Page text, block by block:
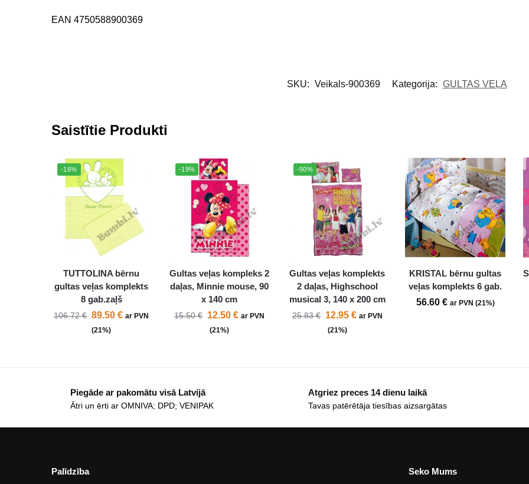
EAN 4750588900369
SKU: Veikals-900369 Kategorija: GULTAS VEĻA
Saistītie Produkti
-16%
TUTTOLINA bērnu
gultas veļas komplekts
8 gab.zaļš
106.72€ 89.50€ ar PVN
(21%)
-19%
Gultas veļas kompleks 2
daļas, Minnie mouse, 90
x 140 cm
15.50€ 12.50€ ar PVN
(21%)
-50%
Gultas veļas komplekts
2 daļas, Highschool
musical 3, 140 x 200 cm
25.83€ 12.95 € ar PVN
(21%)
KRISTAL bērnu gultas
veļas komplekts 6 gab.
56.60 € ar PVN (21%)
Piegāde ar pakomātu visā Latvijā
Ātri un ērti ar OMNIVA; DPD; VENIPAK
Atgriez preces 14 dienu laikā
Tavas patērētāja tiesības aizsargātas
Palīdzība Seko Mums